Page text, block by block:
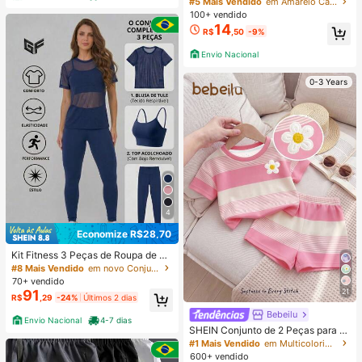
4
Economize R$28,70
Kit Fitness 3 Peças de Roupa de Ac
ademia Feminino – Blusa de Tule +
Top com Bojo + Calça Legging - Co
njunto Academia Feminino 3 Peças
– Camiseta de Tule + Top com Bojo
#8 Mais Vendido
em novo Conjuntos esportivos femininos
70+ vendido
R$91 ,29 -24% Últimos 2 dias
Envio Nacional 4-7 dias
Respirável, Roupas de Verão Femini
nas
100+ vendido
R$14,50 -9%
Envio Nacional
0-3 Years
21
Bebeilu
SHEIN Conjunto de 2 Peças para M
eninas Bebês, Camiseta Solta de G
ola Redonda com Estampa Floral 3
#1 Mais Vendido
em Multicolorido Conjuntos para bebês meninas
600+ vendido